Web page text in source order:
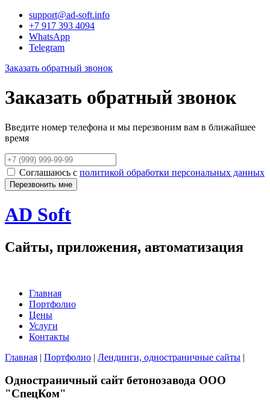
support@ad-soft.info
+7 917 393 4094
WhatsApp
Telegram
Заказать обратный звонок
Заказать обратный звонок
Введите номер телефона и мы перезвоним вам в ближайшее
время
Соглашаюсь с политикой обработки персональных данных
AD Soft
Сайты, приложения, автоматизация
Главная
Портфолио
Цены
Услуги
Контакты
Главная | Портфолио | Лендинги, одностраничные сайты |
Одностраничный сайт бетонозавода ООО
"СпецКом"